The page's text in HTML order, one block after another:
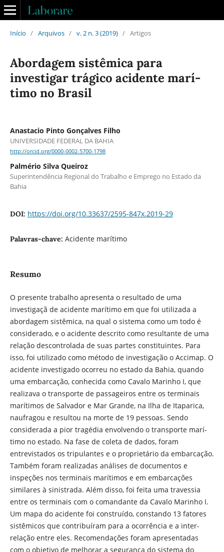
Início / Arquivos / v. 2 n. 3 (2019) / Artigos
Abordagem sistêmica para
investigar trágico acidente marí­
timo no Brasil
Anastacio Pinto Gonçalves Filho
UNIVERSIDADE FEDERAL DA BAHIA
http://orcid.org/0000-0002-5700-1798
Palmério Silva Queiroz
Superintendência Regional do Trabalho e Emprego no Estado da
Bahia
DOI: https://doi.org/10.33637/2595-847x.2019-29
Palavras-chave: Acidente marítimo
Resumo
O presente trabalho apresenta o resultado de uma
investigaçã de acidente marí­timo em que foi utilizada a
abordagem sistêmica, na qual o sistema como um todo é
considerado, e o acidente descrito como resultante de uma
relação descontrolada de suas partes constituintes. Para
isso, foi utilizado como método de investigação o Accimap. O
acidente investigado ocorreu no estado da Bahia, quando
uma embarcação, conhecida como Cavalo Marinho I, que
realizava o transporte de passageiros entre os terminais
marí­timos de Salvador e Mar Grande, na Ilha de Itaparica,
naufragou e resultou na morte de 19 pessoas. Sendo
considerada a pior tragédia envolvendo o transporte marí­
timo no estado. Na fase de coleta de dados, foram
entrevistados os tripulantes e o proprietário da embarcação.
Também foram realizadas análises de documentos e
inspeções nos terminais marítimos e em embarcações
similares à sinistrada. Além disso, foi feita uma travessia
entre os terminais com o comandante da Cavalo Marinho I.
Um mapa do acidente foi construí­do, constando 13 fatores
sistêmicos que contribuí­ram para a ocorrência e a inter-
relação entre eles. Recomendações foram apresentadas
com o objetivo de melhorar a segurança do sistema do